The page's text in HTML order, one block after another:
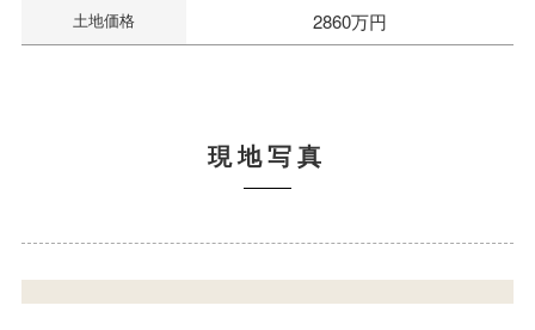
土地価格 2860万円
現地写真